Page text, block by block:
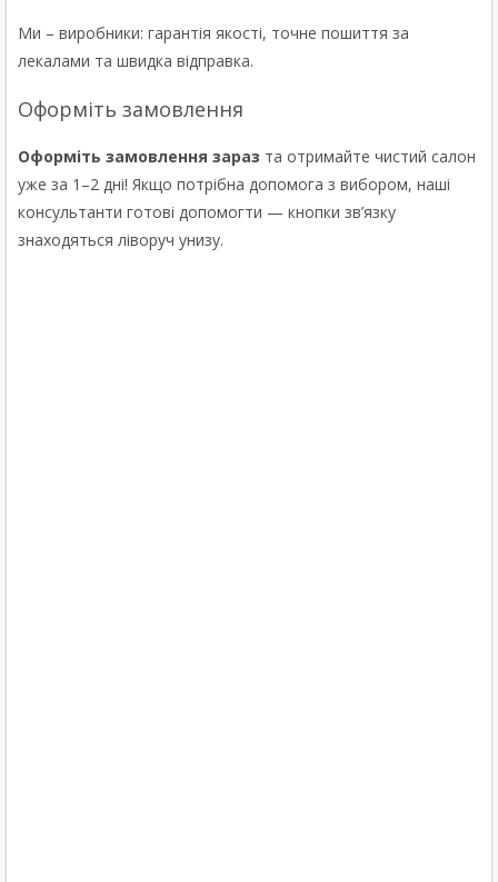
Ми – виробники: гарантія якості, точне пошиття за
лекалами та швидка відправка.
Оформіть замовлення
Оформіть замовлення зараз та отримайте чистий салон
уже за 1–2 дні! Якщо потрібна допомога з вибором, наші
консультанти готові допомогти — кнопки зв’язку
знаходяться ліворуч унизу.